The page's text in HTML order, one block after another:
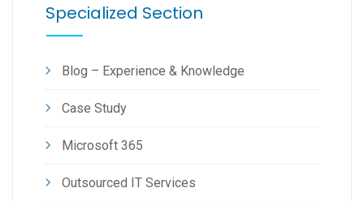
Specialized Section
Blog – Experience & Knowledge
Case Study
Microsoft 365
Outsourced IT Services